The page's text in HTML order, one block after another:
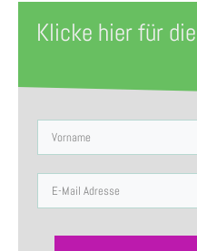
Doch! Manche Menschen
dazu gehören willst, dann
„Aktien-Führerschein“.
Klicke hier für